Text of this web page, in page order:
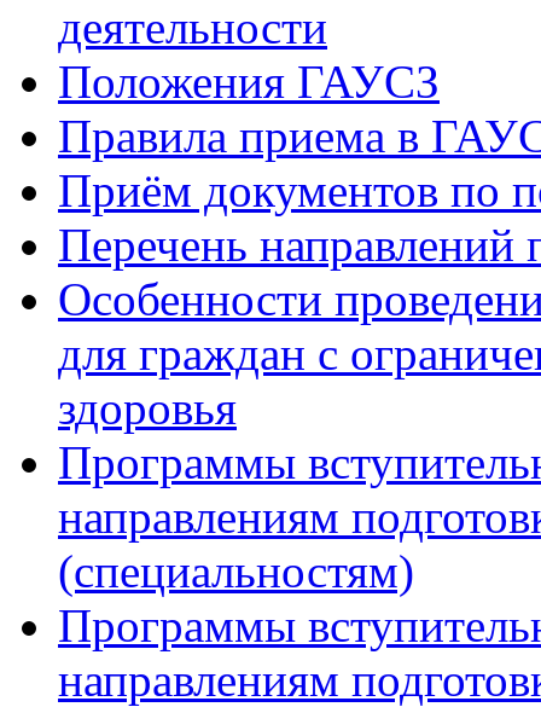
деятельности
Положения ГАУСЗ
Правила приема в
Приём документов по
Перечень направлений
Особенности
для граждан с
здоровья
Программы
направлениям
(специальностям)
Программы
направлениям